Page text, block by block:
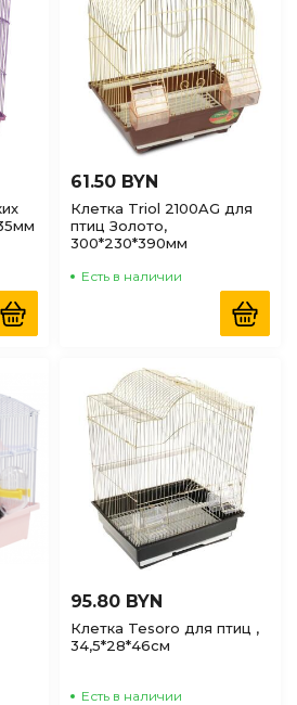
61.50 BYN
Клетка Triol 2100AG для
птиц Золото,
300*230*390мм
Есть в наличии
95.80 BYN
Клетка Tesoro для птиц ,
34,5*28*46см
Есть в наличии